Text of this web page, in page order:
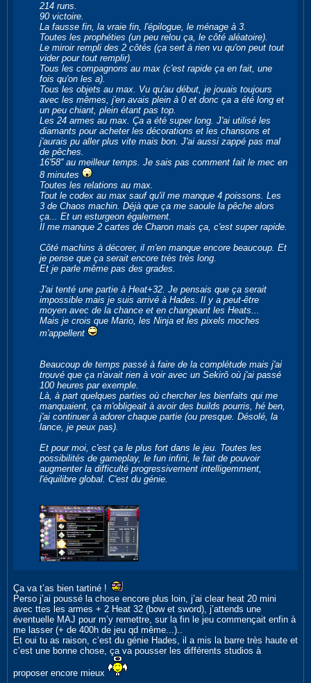
214 runs.
90 victoire.
La fausse fin, la vraie fin, l'épilogue, le ménage à 3.
Toutes les prophéties (un peu relou ça, le côté aléatoire).
Le miroir rempli des 2 côtés (ça sert à rien vu qu'on peut tout
vider pour tout remplir).
Tous les compagnons au max (c'est rapide ça en fait, une
fois qu'on les a).
Tous les objets au max. Vu qu'au début, je jouais toujours
avec les mêmes, j'en avais plein à 0 et donc ça a été long et
un peu chiant, plein étant pas top.
Les 24 armes au max. Ça a été super long. J'ai utilisé les
diamants pour acheter les décorations et les chansons et
j'aurais pu aller plus vite mais bon. J'ai aussi zappé pas mal
de pêches.
16'58'' au meilleur temps. Je sais pas comment fait le mec en
8 minutes
Toutes les relations au max.
Tout le codex au max sauf qu'il me manque 4 poissons. Les
3 de Chaos machin. Déjà que ça me saoule la pêche alors
ça... Et un esturgeon également.
Il me manque 2 cartes de Charon mais ça, c'est super rapide.
Côté machins à décorer, il m'en manque encore beaucoup. Et
je pense que ça serait encore très très long.
Et je parle même pas des grades.
J'ai tenté une partie à Heat+32. Je pensais que ça serait
impossible mais je suis arrivé à Hades. Il y a peut-être
moyen avec de la chance et en changeant les Heats...
Mais je crois que Mario, les Ninja et les pixels moches
m'appellent
Beaucoup de temps passé à faire de la complétude mais j'ai
trouvé que ça n'avait rien à voir avec un Sekirô où j'ai passé
100 heures par exemple.
Là, à part quelques parties où chercher les bienfaits qui me
manquaient, ça m'obligeait à avoir des builds pourris, hé ben,
j'ai continuer à adorer chaque partie (ou presque. Désolé, la
lance, je peux pas).
Et pour moi, c'est ça le plus fort dans le jeu. Toutes les
possibilités de gameplay, le fun infini, le fait de pouvoir
augmenter la difficulté progressivement intelligemment,
l'équilibre global. C'est du génie.
Ça va t’as bien tartiné !
Perso j’ai poussé la chose encore plus loin, j’ai clear heat 20 mini
avec ttes les armes + 2 Heat 32 (bow et sword), j’attends une
éventuelle MAJ pour m’y remettre, sur la fin le jeu commençait enfin à
me lasser (+ de 400h de jeu qd même...)..
Et oui tu as raison, c’est du génie Hades, il a mis la barre très haute et
c’est une bonne chose, ça va pousser les différents studios à
proposer encore mieux